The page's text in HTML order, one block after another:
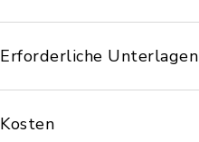
Erforderliche Unterlagen
Kosten